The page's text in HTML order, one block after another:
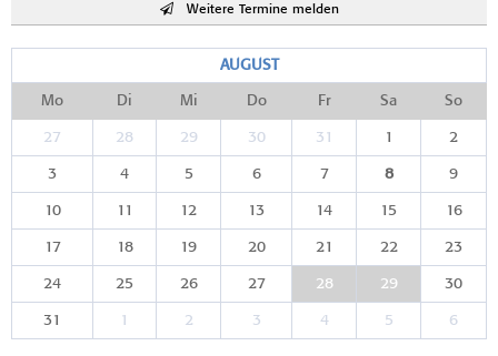
Weitere Termine melden
AUGUST
Mo Di Mi Do Fr Sa So
27 28 29 30 31 1 2
3 4 5 6 7 8 9
10 11 12 13 14 15 16
17 18 19 20 21 22 23
24 25 26 27 28 29 30
31 1 2 3 4 5 6